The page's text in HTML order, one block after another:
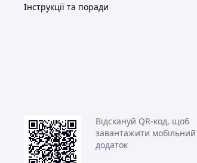
Інструкції та поради
Відскануй QR-код, щоб
завантажити мобільний
додаток